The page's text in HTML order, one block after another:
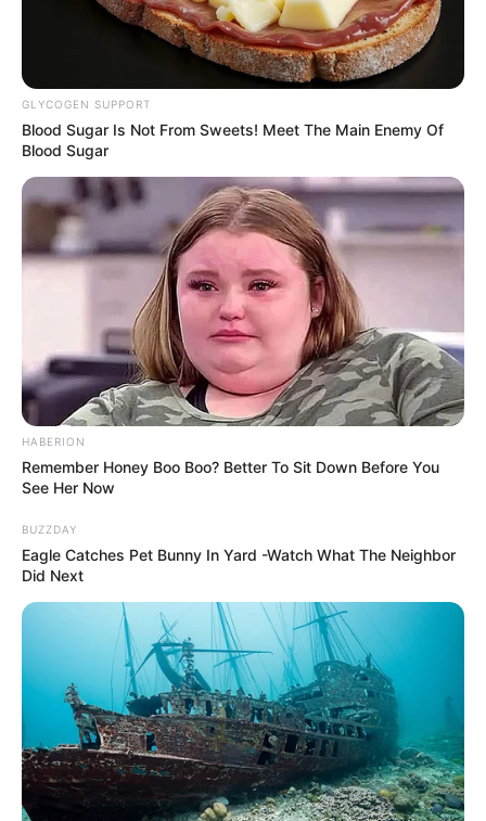
GLYCOGEN SUPPORT
Blood Sugar Is Not From Sweets! Meet The Main Enemy Of
Blood Sugar
HABERION
Remember Honey Boo Boo? Better To Sit Down Before You
See Her Now
BUZZDAY
Eagle Catches Pet Bunny In Yard -Watch What The Neighbor
Did Next